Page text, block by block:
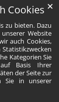
Cookies
zu bieten. Dazu
Website
auch Cookies,
Kategorien Sie
Basis Ihrer
der Seite zur
Sie in unserer
✕